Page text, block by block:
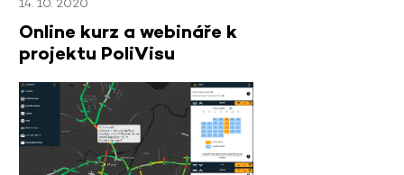
14. 10. 2020
Online kurz a webináře k
projektu PoliVisu